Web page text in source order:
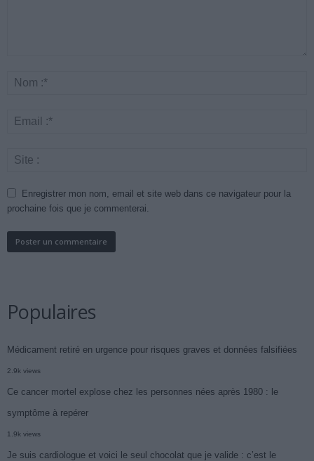
Enregistrer mon nom, email et site web dans ce navigateur pour la
prochaine fois que je commenterai.
Populaires
Médicament retiré en urgence pour risques graves et données falsifiées
2.9k views
Ce cancer mortel explose chez les personnes nées après 1980 : le
symptôme à repérer
1.9k views
Je suis cardiologue et voici le seul chocolat que je valide : c’est le